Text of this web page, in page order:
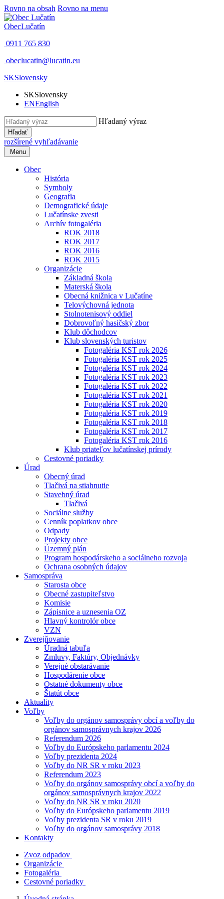
Rovno na obsah Rovno na menu
ObecLučatín
0911 765 830
obeclucatin@lucatin.eu
SKSlovensky
SKSlovensky
ENEnglish
Hľadaný výraz
Hľadať
rozšírené vyhľadávanie
Menu
Obec
História
Symboly
Geografia
Demografické údaje
Lučatínske zvesti
Archív fotogaléria
ROK 2018
ROK 2017
ROK 2016
ROK 2015
Organizácie
Základná škola
Materská škola
Obecná knižnica v Lučatíne
Telovýchovná jednota
Stolnotenisový oddiel
Dobrovoľný hasičský zbor
Klub dôchodcov
Klub slovenských turistov
Fotogaléria KST rok 2026
Fotogaléria KST rok 2025
Fotogaléria KST rok 2024
Fotogaléria KST rok 2023
Fotogaléria KST rok 2022
Fotogaléria KST rok 2021
Fotogaléria KST rok 2020
Fotogaléria KST rok 2019
Fotogaléria KST rok 2018
Fotogaléria KST rok 2017
Fotogaléria KST rok 2016
Klub priateľov lučatínskej prírody
Cestovné poriadky
Úrad
Obecný úrad
Tlačivá na stiahnutie
Stavebný úrad
Tlačivá
Sociálne služby
Cenník poplatkov obce
Odpady
Projekty obce
Územný plán
Program hospodárskeho a sociálneho rozvoja
Ochrana osobných údajov
Samospráva
Starosta obce
Obecné zastupiteľstvo
Komisie
Zápisnice a uznesenia OZ
Hlavný kontrolór obce
VZN
Zverejňovanie
Úradná tabuľa
Zmluvy, Faktúry, Objednávky
Verejné obstarávanie
Hospodárenie obce
Ostatné dokumenty obce
Štatút obce
Aktuality
Voľby
Voľby do orgánov samosprávy obcí a voľby do
orgánov samosprávnych krajov 2026
Referendum 2026
Voľby do Európskeho parlamentu 2024
Voľby prezidenta 2024
Voľby do NR SR v roku 2023
Referendum 2023
Voľby do orgánov samosprávy obcí a voľby do
orgánov samosprávnych krajov 2022
Voľby do NR SR v roku 2020
Voľby do Európskeho parlamentu 2019
Voľby prezidenta SR v roku 2019
Voľby do orgánov samosprávy 2018
Kontakty
Zvoz odpadov
Organizácie
Fotogaléria
Cestovné poriadky